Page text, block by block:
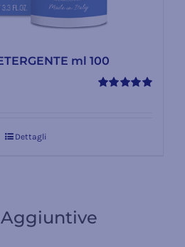
ml 100
Dettagli